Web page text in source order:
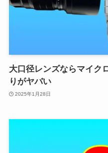
大口径レンズならマイク
りがヤバい
2025年1月28日